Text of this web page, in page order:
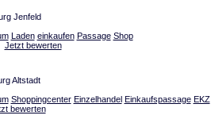
Jenfeld
Laden einkaufen Passage Shop
Jetzt bewerten
Altstadt
Shoppingcenter Einzelhandel Einkaufspassage EKZ
bewerten